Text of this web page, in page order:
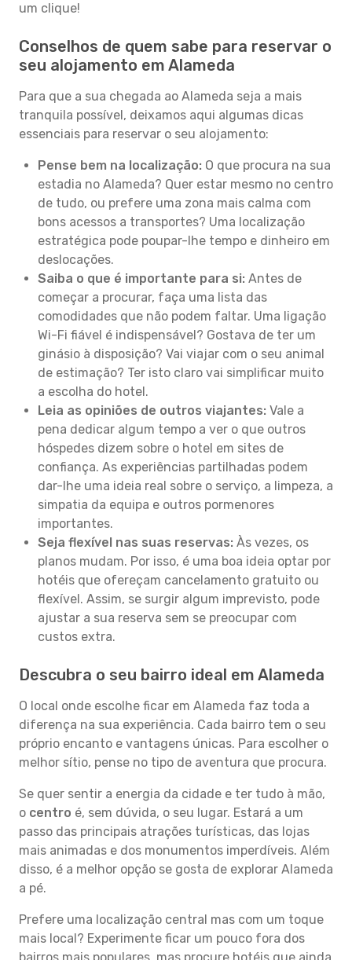
um clique!
Conselhos de quem sabe para reservar o
seu alojamento em Alameda
Para que a sua chegada ao Alameda seja a mais
tranquila possível, deixamos aqui algumas dicas
essenciais para reservar o seu alojamento:
Pense bem na localização: O que procura na sua
estadia no Alameda? Quer estar mesmo no centro
de tudo, ou prefere uma zona mais calma com
bons acessos a transportes? Uma localização
estratégica pode poupar-lhe tempo e dinheiro em
deslocações.
Saiba o que é importante para si: Antes de
começar a procurar, faça uma lista das
comodidades que não podem faltar. Uma ligação
Wi-Fi fiável é indispensável? Gostava de ter um
ginásio à disposição? Vai viajar com o seu animal
de estimação? Ter isto claro vai simplificar muito
a escolha do hotel.
Leia as opiniões de outros viajantes: Vale a
pena dedicar algum tempo a ver o que outros
hóspedes dizem sobre o hotel em sites de
confiança. As experiências partilhadas podem
dar-lhe uma ideia real sobre o serviço, a limpeza, a
simpatia da equipa e outros pormenores
importantes.
Seja flexível nas suas reservas: Às vezes, os
planos mudam. Por isso, é uma boa ideia optar por
hotéis que ofereçam cancelamento gratuito ou
flexível. Assim, se surgir algum imprevisto, pode
ajustar a sua reserva sem se preocupar com
custos extra.
Descubra o seu bairro ideal em Alameda
O local onde escolhe ficar em Alameda faz toda a
diferença na sua experiência. Cada bairro tem o seu
próprio encanto e vantagens únicas. Para escolher o
melhor sítio, pense no tipo de aventura que procura.
Se quer sentir a energia da cidade e ter tudo à mão,
o centro é, sem dúvida, o seu lugar. Estará a um
passo das principais atrações turísticas, das lojas
mais animadas e dos monumentos imperdíveis. Além
disso, é a melhor opção se gosta de explorar Alameda
a pé.
Prefere uma localização central mas com um toque
mais local? Experimente ficar um pouco fora dos